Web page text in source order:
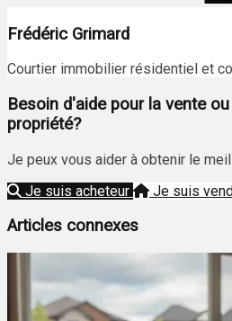
Frédéric Grimard
Courtier immobilier résidentiel et
Besoin d'aide pour la vente
propriété?
Je peux vous aider à obtenir le
Je suis acheteur
Je suis
Articles connexes